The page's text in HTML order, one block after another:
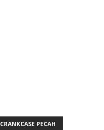
CRANKCASE PECAH